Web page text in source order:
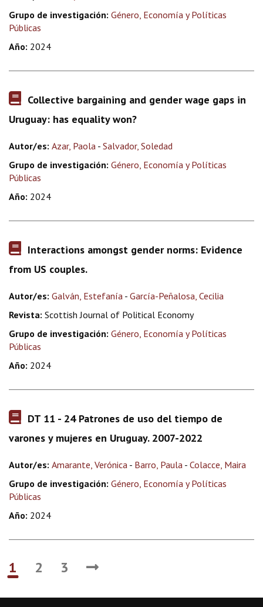
Grupo de investigación: Género, Economía y Políticas
Públicas
Año: 2024
Collective bargaining and gender wage gaps in
Uruguay: has equality won?
Autor/es: Azar, Paola - Salvador, Soledad
Grupo de investigación: Género, Economía y Políticas
Públicas
Año: 2024
Interactions amongst gender norms: Evidence
from US couples.
Autor/es: Galván, Estefanía - García-Peñalosa, Cecilia
Revista: Scottish Journal of Political Economy
Grupo de investigación: Género, Economía y Políticas
Públicas
Año: 2024
DT 11 - 24 Patrones de uso del tiempo de
varones y mujeres en Uruguay. 2007-2022
Autor/es: Amarante, Verónica - Barro, Paula - Colacce, Maira
Grupo de investigación: Género, Economía y Políticas
Públicas
Año: 2024
1 2 3